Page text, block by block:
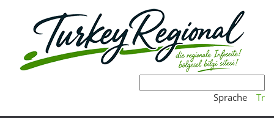
Sprache Tr